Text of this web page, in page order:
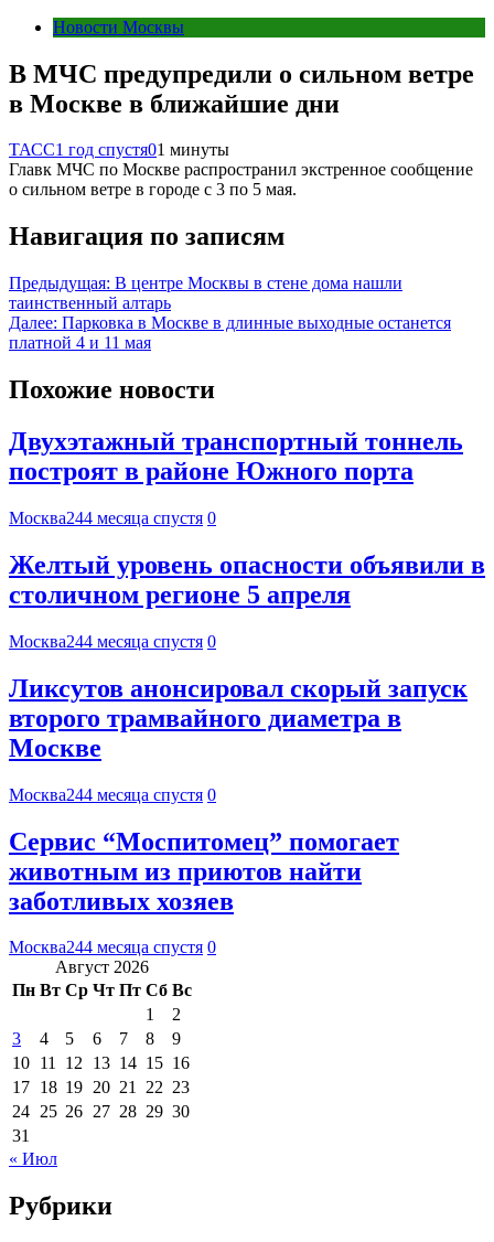
Новости Москвы
В МЧС предупредили о сильном ветре
в Москве в ближайшие дни
ТАСС1 год спустя01 минуты
Главк МЧС по Москве распространил экстренное сообщение
о сильном ветре в городе с 3 по 5 мая.
Навигация по записям
Предыдущая: В центре Москвы в стене дома нашли
таинственный алтарь
Далее: Парковка в Москве в длинные выходные останется
платной 4 и 11 мая
Похожие новости
Двухэтажный транспортный тоннель
построят в районе Южного порта
Москва244 месяца спустя 0
Желтый уровень опасности объявили в
столичном регионе 5 апреля
Москва244 месяца спустя 0
Ликсутов анонсировал скорый запуск
второго трамвайного диаметра в
Москве
Москва244 месяца спустя 0
Сервис “Моспитомец” помогает
животным из приютов найти
заботливых хозяев
Москва244 месяца спустя 0
Август 2026
Пн Вт Ср Чт Пт Сб Вс
1
2
3
4 5 6 7 8
9
10 11 12 13 14 15 16
17 18 19 20 21 22 23
24 25 26 27 28 29 30
31
« Июл
Рубрики